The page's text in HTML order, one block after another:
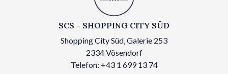
SCS - SHOPPING CITY SÜD
Shopping City Süd, Galerie 253
2334 Vösendorf
Telefon: +43 1 699 13 74